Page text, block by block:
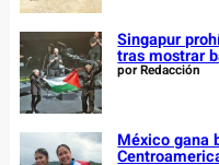
Singapur
tras mostrar
por Redacción
México gana